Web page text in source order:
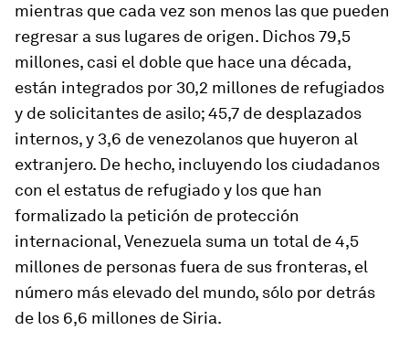
mientras que cada vez son menos las que pueden
regresar a sus lugares de origen. Dichos 79,5
millones, casi el doble que hace una década,
están integrados por 30,2 millones de refugiados
y de solicitantes de asilo; 45,7 de desplazados
internos, y 3,6 de venezolanos que huyeron al
extranjero. De hecho, incluyendo los ciudadanos
con el estatus de refugiado y los que han
formalizado la petición de protección
internacional, Venezuela suma un total de 4,5
millones de personas fuera de sus fronteras, el
número más elevado del mundo, sólo por detrás
de los 6,6 millones de Siria.